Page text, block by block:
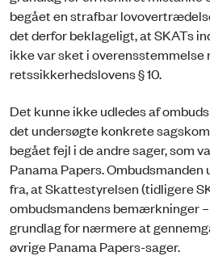
begået en strafbar
det derfor beklageligt, at SKATs
ikke var sket i overensstemmelse
retssikkerhedslovens § 10.
Det kunne ikke udledes af
det undersøgte konkrete
begået fejl i de andre sager, som
Panama Papers. Ombudsmanden
fra, at Skattestyrelsen (tidligere
ombudsmandens bemærkninger
grundlag for nærmere at
øvrige Panama Papers-sager.